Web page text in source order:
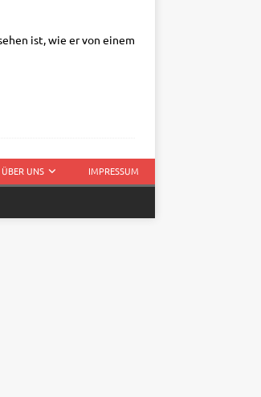
ist, wie er von einem
ÜBER UNS IMPRESSUM